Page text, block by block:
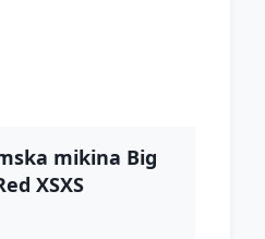
mikina Big
XSXS